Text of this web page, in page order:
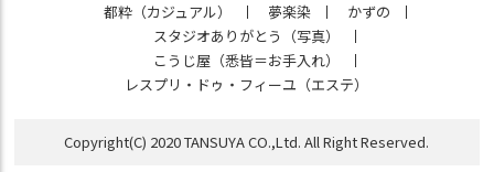
都粋（カジュアル）
夢楽染
かずの
スタジオありがとう（写真）
こうじ屋（悉皆＝お手入れ）
レスプリ・ドゥ・フィーユ（エステ）
Copyright(C) 2020 TANSUYA CO.,Ltd. All Right Reserved.